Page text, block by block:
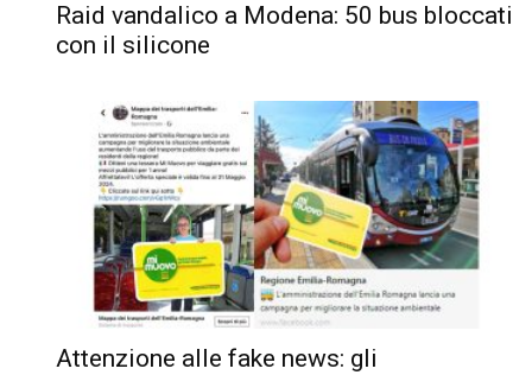
Raid vandalico a Modena: 50 bus bloccati
con il silicone
Attenzione alle fake news: gli